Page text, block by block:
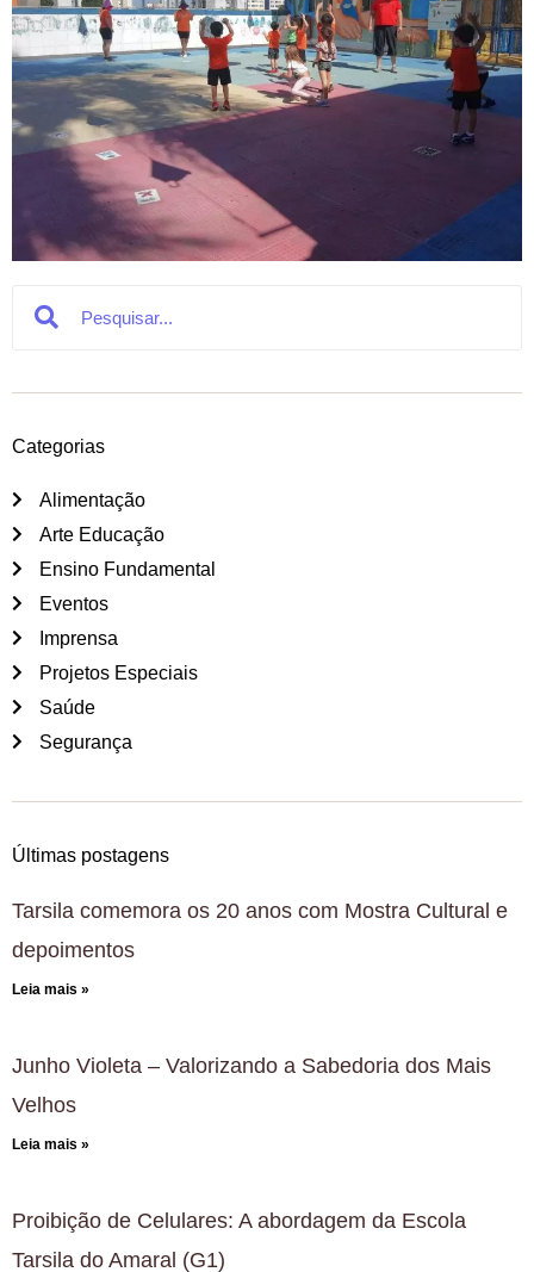
Search Search
Categorias
Alimentação
Arte Educação
Ensino Fundamental
Eventos
Imprensa
Projetos Especiais
Saúde
Segurança
Últimas postagens
Tarsila comemora os 20 anos com Mostra Cultural e
depoimentos
Leia mais »
Junho Violeta – Valorizando a Sabedoria dos Mais
Velhos
Leia mais »
Proibição de Celulares: A abordagem da Escola
Tarsila do Amaral (G1)